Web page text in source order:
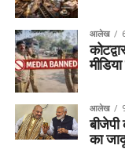
आलेख
आलेख
का